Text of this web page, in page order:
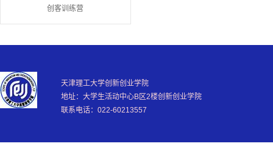
创客训练营
天津理工大学创新创业学院
地址：大学生活动中心B区2楼创新创业学院
联系电话：022-60213557